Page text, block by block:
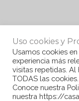
Uso cookies y
Usamos cookies
experiencia más
visitas repetidas. Al
TODAS las cookies.
Conoce nuestra
nuestra https://